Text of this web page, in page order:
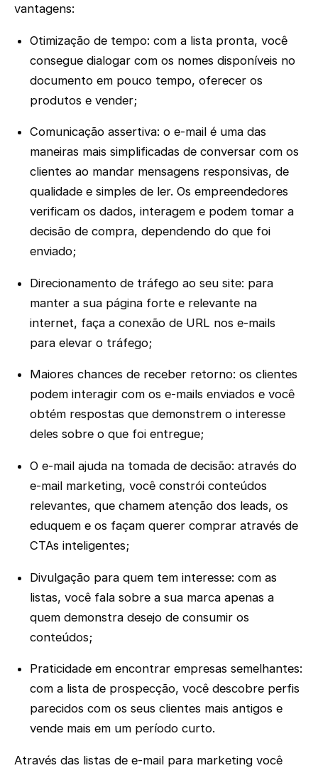
vantagens:
Otimização de tempo: com a lista pronta, você
consegue dialogar com os nomes disponíveis no
documento em pouco tempo, oferecer os
produtos e vender;
Comunicação assertiva: o e-mail é uma das
maneiras mais simplificadas de conversar com os
clientes ao mandar mensagens responsivas, de
qualidade e simples de ler. Os empreendedores
verificam os dados, interagem e podem tomar a
decisão de compra, dependendo do que foi
enviado;
Direcionamento de tráfego ao seu site: para
manter a sua página forte e relevante na
internet, faça a conexão de URL nos e-mails
para elevar o tráfego;
Maiores chances de receber retorno: os clientes
podem interagir com os e-mails enviados e você
obtém respostas que demonstrem o interesse
deles sobre o que foi entregue;
O e-mail ajuda na tomada de decisão: através do
e-mail marketing, você constrói conteúdos
relevantes, que chamem atenção dos leads, os
eduquem e os façam querer comprar através de
CTAs inteligentes;
Divulgação para quem tem interesse: com as
listas, você fala sobre a sua marca apenas a
quem demonstra desejo de consumir os
conteúdos;
Praticidade em encontrar empresas semelhantes:
com a lista de prospecção, você descobre perfis
parecidos com os seus clientes mais antigos e
vende mais em um período curto.
Através das listas de e-mail para marketing você